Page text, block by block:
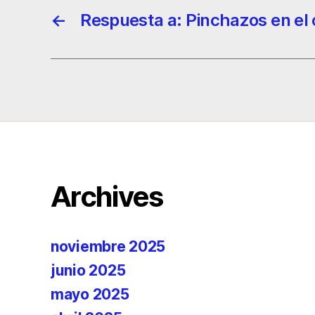
← Respuesta a: Pinchazos en el
Archives
noviembre 2025
junio 2025
mayo 2025